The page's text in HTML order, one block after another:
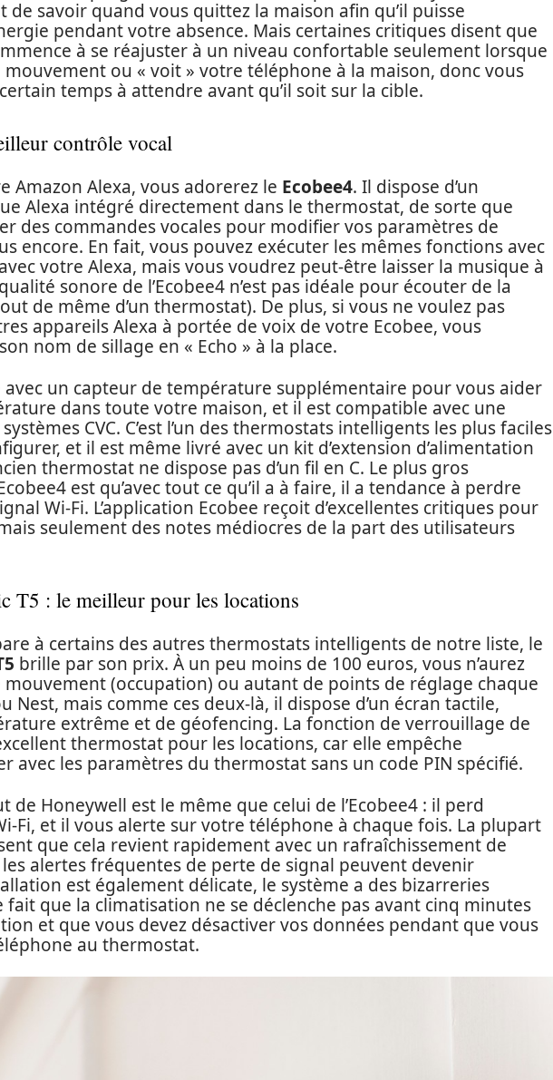
de savoir quand vous quittez la maison afin qu’il puisse
pendant votre absence. Mais certaines critiques disent que
à se réajuster à un niveau confortable seulement lorsque
mouvement ou « voit » votre téléphone à la maison, donc vous
temps à attendre avant qu’il soit sur la cible.
contrôle vocal
Amazon Alexa, vous adorerez le Ecobee4. Il dispose d’un
Alexa intégré directement dans le thermostat, de sorte que
des commandes vocales pour modifier vos paramètres de
encore. En fait, vous pouvez exécuter les mêmes fonctions avec
votre Alexa, mais vous voudrez peut-être laisser la musique à
sonore de l’Ecobee4 n’est pas idéale pour écouter de la
de même d’un thermostat). De plus, si vous ne voulez pas
appareils Alexa à portée de voix de votre Ecobee, vous
nom de sillage en « Echo » à la place.
avec un capteur de température supplémentaire pour vous aider
dans toute votre maison, et il est compatible avec une
CVC. C’est l’un des thermostats intelligents les plus faciles
et il est même livré avec un kit d’extension d’alimentation
thermostat ne dispose pas d’un fil en C. Le plus gros
est qu’avec tout ce qu’il a à faire, il a tendance à perdre
Wi-Fi. L’application Ecobee reçoit d’excellentes critiques pour
seulement des notes médiocres de la part des utilisateurs
T5 : le meilleur pour les locations
à certains des autres thermostats intelligents de notre liste, le
brille par son prix. À un peu moins de 100 euros, vous n’aurez
mouvement (occupation) ou autant de points de réglage chaque
Nest, mais comme ces deux-là, il dispose d’un écran tactile,
extrême et de géofencing. La fonction de verrouillage de
thermostat pour les locations, car elle empêche
avec les paramètres du thermostat sans un code PIN spécifié.
de Honeywell est le même que celui de l’Ecobee4 : il perd
Fi, et il vous alerte sur votre téléphone à chaque fois. La plupart
que cela revient rapidement avec un rafraîchissement de
les alertes fréquentes de perte de signal peuvent devenir
est également délicate, le système a des bizarreries
fait que la climatisation ne se déclenche pas avant cinq minutes
et que vous devez désactiver vos données pendant que vous
au thermostat.